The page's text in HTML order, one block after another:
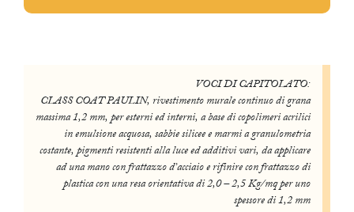
VOCI DI CAPITOLATO:
CLASS COAT PAULIN, rivestimento murale continuo di grana
massima 1,2 mm, per esterni ed interni, a base di copolimeri acrilici
in emulsione acquosa, sabbie silicee e marmi a granulometria
costante, pigmenti resistenti alla luce ed additivi vari, da applicare
ad una mano con frattazzo d’acciaio e rifinire con frattazzo di
plastica con una resa orientativa di 2,0 – 2,5 Kg/mq per uno
spessore di 1,2 mm